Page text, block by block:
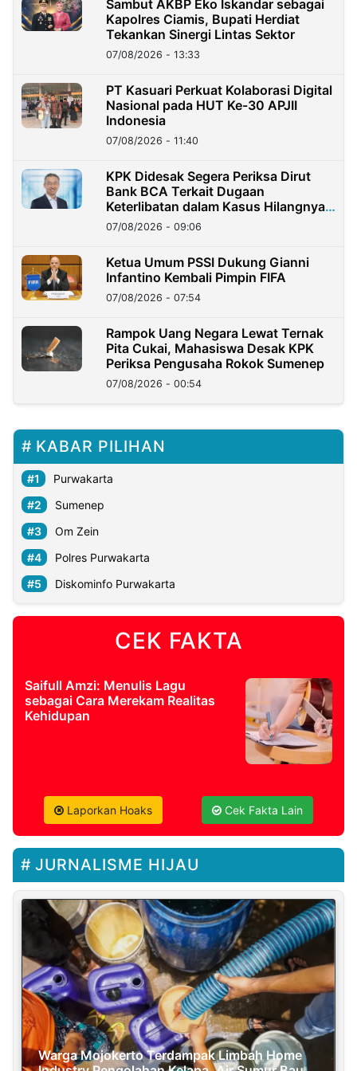
Sambut AKBP Eko Iskandar sebagai
Kapolres Ciamis, Bupati Herdiat
Tekankan Sinergi Lintas Sektor
07/08/2026 - 13:33
PT Kasuari Perkuat Kolaborasi Digital
Nasional pada HUT Ke-30 APJII
Indonesia
07/08/2026 - 11:40
KPK Didesak Segera Periksa Dirut
Bank BCA Terkait Dugaan
Keterlibatan dalam Kasus Hilangnya
Dana Nasabah Rp2,58 Miliar
07/08/2026 - 09:06
Ketua Umum PSSI Dukung Gianni
Infantino Kembali Pimpin FIFA
07/08/2026 - 07:54
Rampok Uang Negara Lewat Ternak
Pita Cukai, Mahasiswa Desak KPK
Periksa Pengusaha Rokok Sumenep
07/08/2026 - 00:54
KABAR PILIHAN
Purwakarta
Sumenep
Om Zein
Polres Purwakarta
Diskominfo Purwakarta
CEK FAKTA
Saifull Amzi: Menulis Lagu
sebagai Cara Merekam Realitas
Kehidupan
Laporkan Hoaks Cek Fakta Lain
JURNALISME HIJAU
Warga Mojokerto Terdampak Limbah Home